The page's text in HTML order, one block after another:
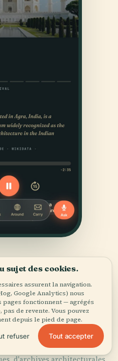
éditoriale d'Audiala à
sujet des cookies.
assurent la navigation.
Google Analytics) nous
fonctionnent — agrégés
de revente. Vous pouvez
depuis le pied de page.
refuser Tout accepter